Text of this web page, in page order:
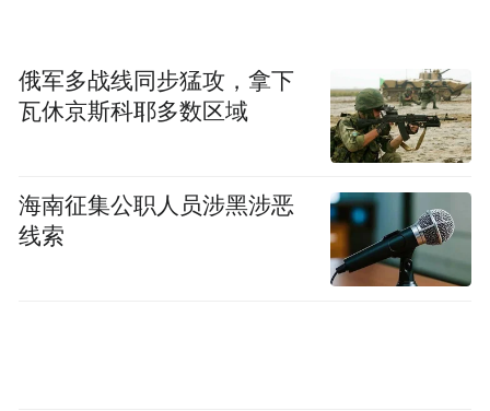
今日，合家欢电影《过家家》发布“有爱就是
俄军多战线同步猛攻，拿下
瓦休京斯科耶多数区域
海南征集公职人员涉黑涉恶
线索